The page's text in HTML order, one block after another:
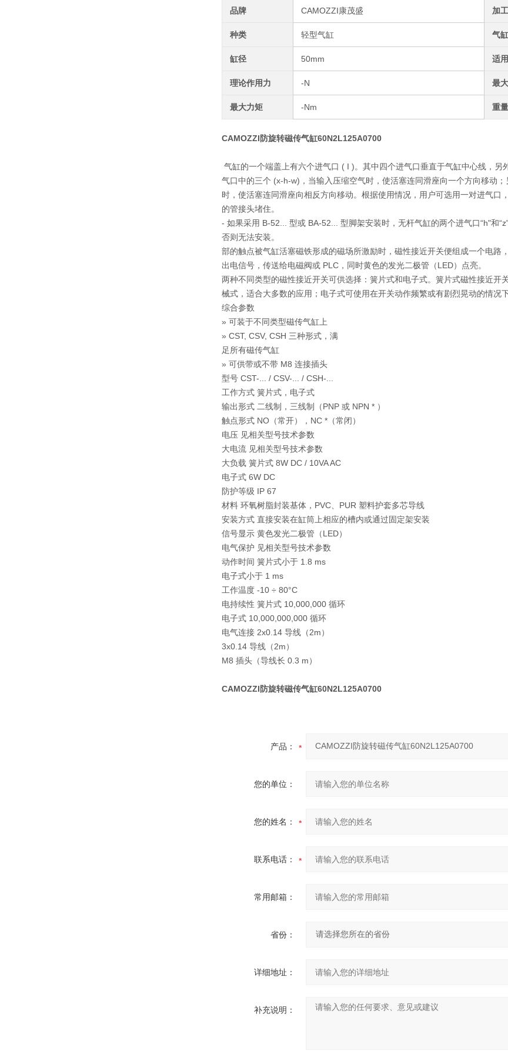
品牌 CAMOZZI康茂盛 加
种类 轻型气缸 气
缸径 50mm 适
理论作用力 -N 最
最大力矩 -Nm 重量
CAMOZZI防旋转磁传气缸60N2L125A0700
气缸的一个端盖上有六个进气口 ( I )。其中四个进气口垂直于气缸中心线，另
气口中的三个 (x-h-w)，当输入压缩空气时，使活塞连同滑座向一个方向移动
时，使活塞连同滑座向相反方向移动。根据使用情况，用户可选用一对进气口
的管接头堵住。
- 如果采用 B-52... 型或 BA-52... 型脚架安装时，无杆气缸的两个进气口“h"和
否则无法安装。
部的触点被气缸活塞磁铁形成的磁场所激励时，磁性接近开关便组成一个电路
出电信号，传送给电磁阀或 PLC，同时黄色的发光二极管（LED）点亮。
两种不同类型的磁性接近开关可供选择：簧片式和电子式。簧片式磁性接近开
械式，适合大多数的应用；电子式可使用在开关动作频繁或有剧烈晃动的情况下
综合参数
» 可装于不同类型磁传气缸上
» CST, CSV, CSH 三种形式，满
足所有磁传气缸
» 可供带或不带 M8 连接插头
型号 CST-... / CSV-... / CSH-...
工作方式 簧片式，电子式
输出形式 二线制，三线制（PNP 或 NPN * ）
触点形式 NO（常开），NC *（常闭）
电压 见相关型号技术参数
大电流 见相关型号技术参数
大负载 簧片式 8W DC / 10VA AC
电子式 6W DC
防护等级 IP 67
材料 环氧树脂封装基体，PVC、PUR 塑料护套多芯导线
安装方式 直接安装在缸筒上相应的槽内或通过固定架安装
信号显示 黄色发光二极管（LED）
电气保护 见相关型号技术参数
动作时间 簧片式小于 1.8 ms
电子式小于 1 ms
工作温度 -10 ÷ 80°C
电持续性 簧片式 10,000,000 循环
电子式 10,000,000,000 循环
电气连接 2x0.14 导线（2m）
3x0.14 导线（2m）
M8 插头（导线长 0.3 m）
CAMOZZI防旋转磁传气缸60N2L125A0700
产品：
您的单位：
您的姓名：
联系电话：
常用邮箱：
省份：
详细地址：
补充说明：